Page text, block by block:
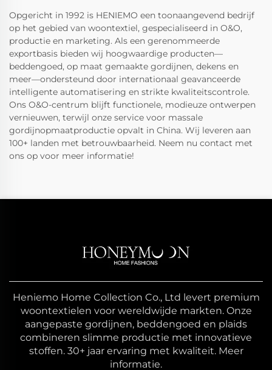
Opgericht in 1992 is HENIEMO een toonaangevend bedrijf
op het gebied van woontextiel, gespecialiseerd in O&O,
productie en marketing. Als een gerenommeerde
exportbasis bieden wij hoogwaardige producten—
beddengoed, op maat gemaakte gordijnen, dekens en
meer—ondersteund door internationaal geavanceerde
intelligente automatisering en strikte kwaliteitscontrole.
Ons O&O-centrum blijft functionele, modieuze ontwerpen
vernieuwen, terwijl onze service voor massale
gordijnopmaatproductie opvalt in China. Wij leveren aan
100+ landen met betrouwbaarheid. Neem nu contact met
ons op voor meer informatie!
Heniemo Home Collection Co., Ltd levert premium
woontextielen voor wereldwijde markten. Onze
aangepaste gordijnen, beddengoed en plaids
combineren slimme productie met innovatieve
stoffen. 30+ jaar ervaring met kwaliteit. Meer
informatie.